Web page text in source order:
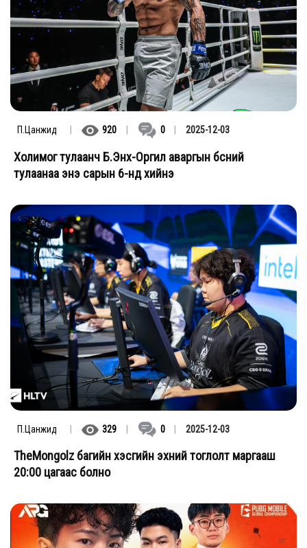
П.Цанжид 920 0 2025-12-03
Холимог тулаанч Б.Энх-Оргил аваргын бүсний
тулаанаа энэ сарын 6-нд хийнэ
П.Цанжид | 329 | 0 | 2025-12-03
TheMongolz багийн хэсгийн эхний тоглолт маргааш
20:00 цагаас болно